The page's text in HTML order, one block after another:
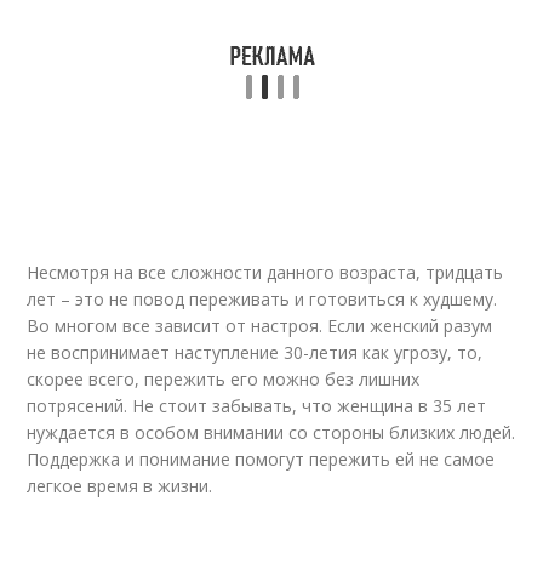
Несмотря на все сложности данного возраста, тридцать
лет – это не повод переживать и готовиться к худшему.
Во многом все зависит от настроя. Если женский разум
не воспринимает наступление 30-летия как угрозу, то,
скорее всего, пережить его можно без лишних
потрясений. Не стоит забывать, что женщина в 35 лет
нуждается в особом внимании со стороны близких людей.
Поддержка и понимание помогут пережить ей не самое
легкое время в жизни.